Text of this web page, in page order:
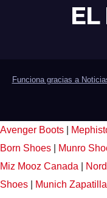
Funciona gracias a
Avenger Boots
Born Shoes
Munro
Miz Mooz Canada
Shoes
Munich